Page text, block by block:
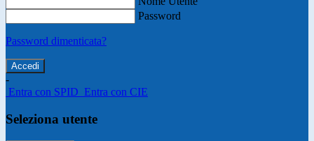
Password
Password dimenticata?
-
Entra con SPID Entra con CIE
Seleziona utente